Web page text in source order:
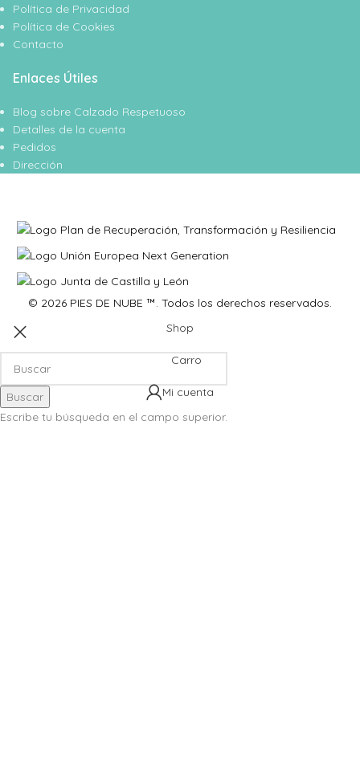
Política de Privacidad
Política de Cookies
Contacto
Enlaces Útiles
Blog sobre Calzado Respetuoso
Detalles de la cuenta
Pedidos
Dirección
© 2026 PIES DE NUBE ™. Todos los derechos reservados.
Buscar
Escribe tu búsqueda en el campo superior.
Shop
Carro
Mi cuenta